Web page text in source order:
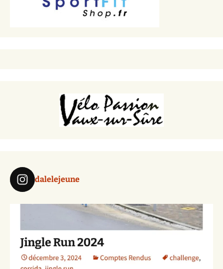
dalelejeune